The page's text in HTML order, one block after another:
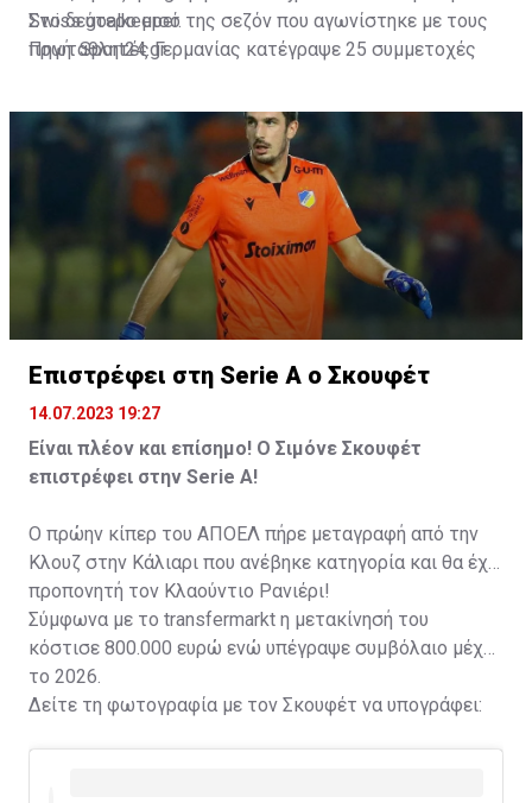
Swiss goalkeeper.
— Fabrizio Romano (@FabrizioRomano)
Στο δεύτερο μισό της σεζόν που αγωνίστηκε με τους
πρωταθλητές Γερμανίας κατέγραψε 25 συμμετοχές
Πηγή: Sport24.gr
Επιστρέφει στη Serie A ο Σκουφέτ
14.07.2023 19:27
Είναι πλέον και επίσημο! Ο Σιμόνε Σκουφέτ
επιστρέφει στην Serie A!
Ο πρώην κίπερ του ΑΠΟΕΛ πήρε μεταγραφή από την
Κλουζ στην Κάλιαρι που ανέβηκε κατηγορία και θα έχει
προπονητή τον Κλαούντιο Ρανιέρι!
Σύμφωνα με το transfermarkt η μετακίνησή του
κόστισε 800.000 ευρώ ενώ υπέγραψε συμβόλαιο μέχρι
το 2026.
Δείτε τη φωτογραφία με τον Σκουφέτ να υπογράφει: